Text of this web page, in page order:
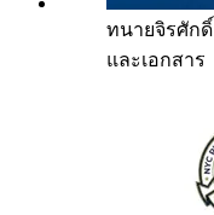
ทนายจิรศักดิ์
และเอกสาร